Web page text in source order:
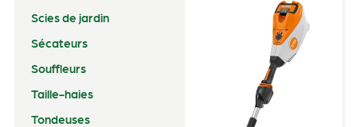
Scies de jardin
Sécateurs
Souffleurs
Taille-haies
Tondeuses